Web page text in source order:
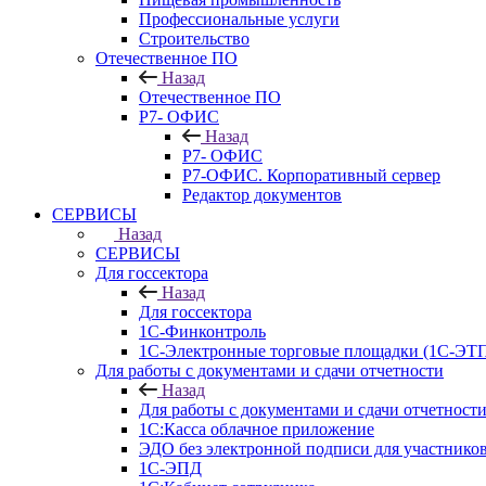
Профессиональные услуги
Строительство
Отечественное ПО
Назад
Отечественное ПО
Р7- ОФИС
Назад
Р7- ОФИС
Р7-ОФИС. Корпоративный сервер
Редактор документов
СЕРВИСЫ
Назад
СЕРВИСЫ
Для госсектора
Назад
Для госсектора
1С-Финконтроль
1С-Электронные торговые площадки (1С-
Для работы с документами и сдачи отчетности
Назад
Для работы с документами и сдачи отчетности
1С:Касса облачное приложение
ЭДО без электронной подписи для
1С-ЭПД